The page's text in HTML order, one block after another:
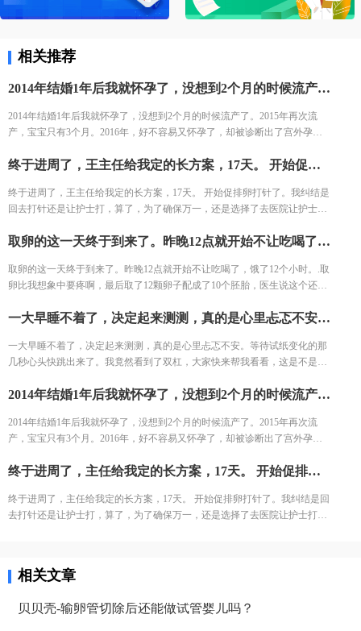
相关推荐
2014年结婚1年后我就怀孕了，没想到2个月的时候流产了。2015年再次流产，宝宝只有3个月。2016年，好不容易又怀孕了，却被诊断出了宫外孕。接下来的2年，一直没有怀孕的音信。 不知道为什么命运要一直这样折磨我，万般无奈下，我踏上了试管的旅途。 我拉着老公来到了郑大三附院的生殖中心。 初步问诊，医生给了我一叠厚厚的检查单。我按照检查单并对照着手上的纸张，一个窗口一个窗口的去检查了。这样检查的日子，一直持续了一个月，所有检查结果才凑齐。
2014年结婚1年后我就怀孕了，没想到2个月的时候流产了。2015年再次流
产，宝宝只有3个月。2016年，好不容易又怀孕了，却被诊断出了宫外孕。
我，万般无奈下，我踏上了试管的旅途。 我拉着老公来到了郑大三附院的生
手上的纸张，一个窗口一个窗口的去检查了。这样检查的日子，一直持续了
一个月，所有检查结果才凑齐。
终于进周了，王主任给我定的长方案，17天。 开始促排卵打针了。我纠结是回去打针还是让护士打，算了，为了确保万一，还是选择了去医院让护士打。今天去打针的人还是挺多的，再有耐心的护士也无法保持笑脸。给我打针的护士进到注射室的时候，满脸疲惫，但是还是耐心的给我打针了!
终于进周了，王主任给我定的长方案，17天。 开始促排卵打针了。我纠结是
回去打针还是让护士打，算了，为了确保万一，还是选择了去医院让护士
针的护士进到注射室的时候，满脸疲惫，但是还是耐心的给我打针了!
取卵的这一天终于到来了。昨晚12点就开始不让吃喝了，饿了12个小时。.取卵比我想象中要疼啊，最后取了12颗卵子配成了10个胚胎，医生说这个还是不错的结果了，我也不知道算好不算，但是我尽力了啊。医生建议我继续养囊。没想到配成了5个囊胚！太高兴了，今天我要吃点好吃的庆祝下。
取卵的这一天终于到来了。昨晚12点就开始不让吃喝了，饿了12个小时。.取
卵比我想象中要疼啊，最后取了12颗卵子配成了10个胚胎，医生说这个还是
囊。没想到配成了5个囊胚！太高兴了，今天我要吃点好吃的庆祝下。
一大早睡不着了，决定起来测测，真的是心里忐忑不安。等待试纸变化的那几秒心头快跳出来了。我竟然看到了双杠，大家快来帮我看看，这是不是显示我怀孕了。
一大早睡不着了，决定起来测测，真的是心里忐忑不安。等待试纸变化的那
几秒心头快跳出来了。我竟然看到了双杠，大家快来帮我看看，这是不是显
2014年结婚1年后我就怀孕了，没想到2个月的时候流产了。2015年再次流产，宝宝只有3个月。2016年，好不容易又怀孕了，却被诊断出了宫外孕。接下来的2年，一直没有怀孕的音信。 不知道为什么命运要一直这样折磨我，万般无奈下，我踏上了试管的旅途。 我拉着老公来到了郑大三附院的生殖中心。 初步问诊，医生给了我一叠厚厚的检查单。我按照检查单并对照着手上的纸张，一个窗口一个窗口的去检查了。这样检查的日子，一直持续了一个月，所有检查结果才凑齐。
2014年结婚1年后我就怀孕了，没想到2个月的时候流产了。2015年再次流
产，宝宝只有3个月。2016年，好不容易又怀孕了，却被诊断出了宫外孕。
我，万般无奈下，我踏上了试管的旅途。 我拉着老公来到了郑大三附院的生
手上的纸张，一个窗口一个窗口的去检查了。这样检查的日子，一直持续了
一个月，所有检查结果才凑齐。
终于进周了，主任给我定的长方案，17天。 开始促排卵打针了。我纠结是回去打针还是让护士打，算了，为了确保万一，还是选择了去医院让护士打。今天去打针的人还是挺多的，再有耐心的护士也无法保持笑脸。给我打针的护士进到注射室的时候，满脸疲惫，但是还是耐心的给我打针了。
终于进周了，主任给我定的长方案，17天。 开始促排卵打针了。我纠结是回
去打针还是让护士打，算了，为了确保万一，还是选择了去医院让护士打。
相关文章
贝贝壳-输卵管切除后还能做试管婴儿吗？